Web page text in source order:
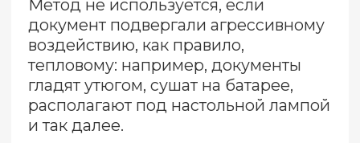
Контакты для связи
РЕКВИЗИТЫ